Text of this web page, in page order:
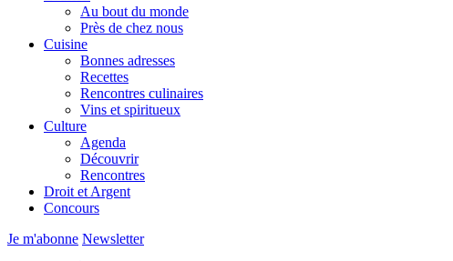
Au bout du monde
Près de chez nous
Cuisine
Bonnes adresses
Recettes
Rencontres culinaires
Vins et spiritueux
Culture
Agenda
Découvrir
Rencontres
Droit et Argent
Concours
Je m'abonne Newsletter